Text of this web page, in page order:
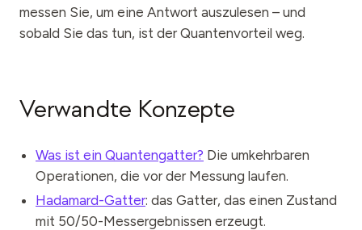
messen Sie, um eine Antwort auszulesen – und
sobald Sie das tun, ist der Quantenvorteil weg.
Verwandte Konzepte
Was ist ein Quantengatter? Die umkehrbaren
Operationen, die vor der Messung laufen.
Hadamard-Gatter: das Gatter, das einen Zustand
mit 50/50-Messergebnissen erzeugt.